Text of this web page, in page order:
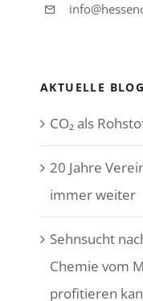
AKTUELLE
CO₂ als
20 Jahre
immer weiter
Sehnsucht
Chemie vom
profitieren